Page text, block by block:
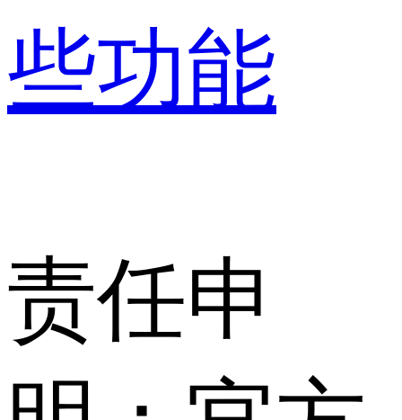
些功能
责任申